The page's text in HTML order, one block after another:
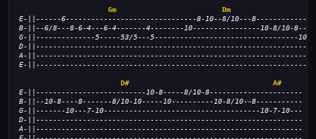
Gm
Dm
E-||------6-------------------------------8-10--8/10---
B-||--6/8---8-6-4---6-4-------4--------10----------------10-8/10-
G-||--------------5-----53/5---5----------------------------------
D-
A-
E-
D#
A#
E-||--------------------------10-8-----8/10-8----------------------
B-||--10-8----8-------8/10-10-----10----------10-8/10--8-----------
G-||-------10---7-10-------------------------------------10-7-10---
D-||---------------------------------------------------------------
A-||---------------------------------------------------------------